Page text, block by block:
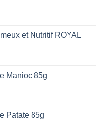
et Nutritif ROYAL
Manioc 85g
Patate 85g